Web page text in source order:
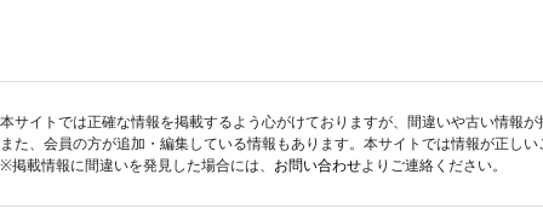
本サイトでは正確な情報を掲載するよう心がけておりますが、間違いや古い情報
また、会員の方が追加・編集している情報もあります。本サイトでは情報が正し
※掲載情報に間違いを発見した場合には、 お問い合わせよりご連絡ください。